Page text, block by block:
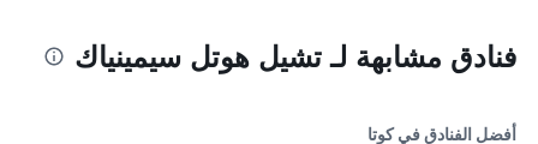
فنادق مشابهة لـ تشيل هوتل سيمينياك
أفضل الفنادق في كوتا